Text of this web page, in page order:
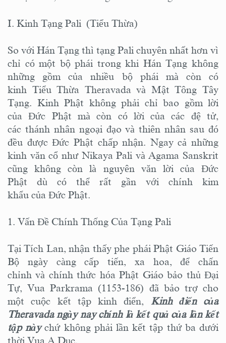
I. Kinh Tạng Pali (Tiểu Thừa)
So với Hán Tạng thì tạng Pali chuyên nhất hơn vì
chỉ có một bộ phái trong khi Hán Tạng không
những gồm của nhiều bộ phái mà còn có
kinh Tiểu Thừa Theravada và Mật Tông Tây
Tạng. Kinh Phật không phải chỉ bao gồm lời
của Đức Phật mà còn có lời của các đệ tử,
các thánh nhân ngoại đạo và thiên nhân sau đó
đều được Đức Phật chấp nhận. Ngay cả những
kinh văn cổ như Nikaya Pali và Agama Sanskrit
cũng không còn là nguyên văn lời của Đức
Phật dù có thể rất gần với chính kim
khẩu của Đức Phật.
1. Vấn Đề Chính Thống Của Tạng Pali
Tại Tích Lan, nhận thấy phe phái Phật Giáo Tiến
Bộ ngày càng cấp tiến, xa hoa, để chấn
chỉnh và chính thức hóa Phật Giáo bảo thủ Đại
Tự, Vua Parkrama (1153-186) đã bảo trợ cho
một cuộc kết tập kinh điển, Kinh điển của
Theravada ngày nay chính là kết quả của lần kết
tập nàychứ không phải lần kết tập thứ ba dưới
thời Vua A Dục.